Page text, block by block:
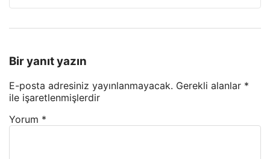
Bir yanıt yazın
E-posta adresiniz yayınlanmayacak. Gerekli alanlar *
ile işaretlenmişlerdir
Yorum *